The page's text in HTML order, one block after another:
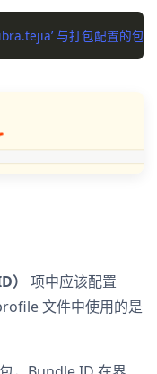
与打包配置的包
项中应该配置
文件中使用的是